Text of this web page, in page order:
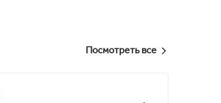
Посмотреть все